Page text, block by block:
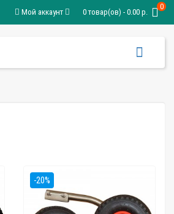
Мой аккаунт 0 товар(ов) - 0.00 р.
0
-20%